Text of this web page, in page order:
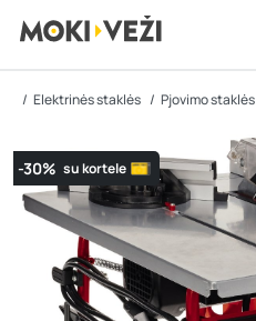
Elektrinės staklės Pjovimo staklės
-30% su kortele